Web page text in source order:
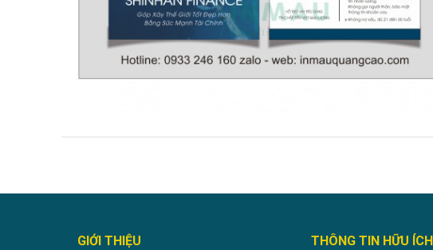
GIỚI THIỆU THÔNG TIN HỮU ÍCH